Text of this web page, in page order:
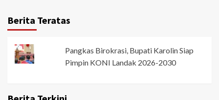
Berita Teratas
Pangkas Birokrasi, Bupati Karolin Siap
Pimpin KONI Landak 2026-2030